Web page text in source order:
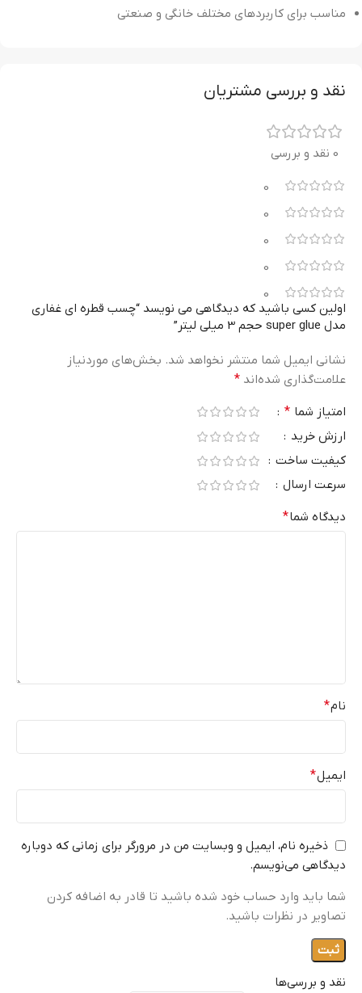
مناسب برای کاربردهای مختلف خانگی و صنعتی
نقد و بررسی مشتریان
0 نقد و بررسی
0
0
0
0
0
نقد و بررسی‌ها
اولین کسی باشید که دیدگاهی می نویسد “چسب قطره ای غفاری
مدل super glue حجم 3 میلی لیتر”
نشانی ایمیل شما منتشر نخواهد شد. بخش‌های موردنیاز
علامت‌گذاری شده‌اند *
امتیاز شما *
ارزش خرید
کیفیت ساخت
سرعت ارسال
دیدگاه شما*
نام*
ایمیل*
ذخیره نام، ایمیل و وبسایت من در مرورگر برای زمانی که دوباره
دیدگاهی می‌نویسم.
شما باید وارد حساب خود شده باشید تا قادر به اضافه کردن
تصاویر در نظرات باشید.